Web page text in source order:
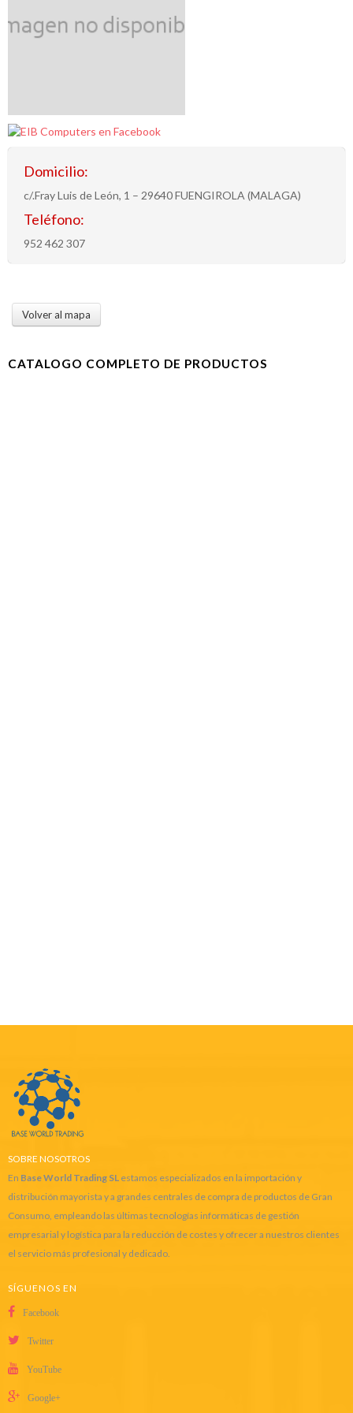
Domicilio:
c/.Fray Luis de León, 1 – 29640 FUENGIROLA (MALAGA)
Teléfono:
952 462 307
Volver al mapa
CATALOGO COMPLETO DE PRODUCTOS
SOBRE NOSOTROS
En Base World Trading SL estamos especializados en la importación y
distribución mayorista y a grandes centrales de compra de productos de Gran
Consumo, empleando las últimas tecnologías informáticas de gestión
empresarial y logística para la reducción de costes y ofrecer a nuestros clientes
el servicio más profesional y dedicado.
SÍGUENOS EN
Facebook
Twitter
YouTube
Google+